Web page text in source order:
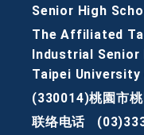
Senior High
The Affiliated
Industrial
Taipei
(330014)桃園市
联络电话